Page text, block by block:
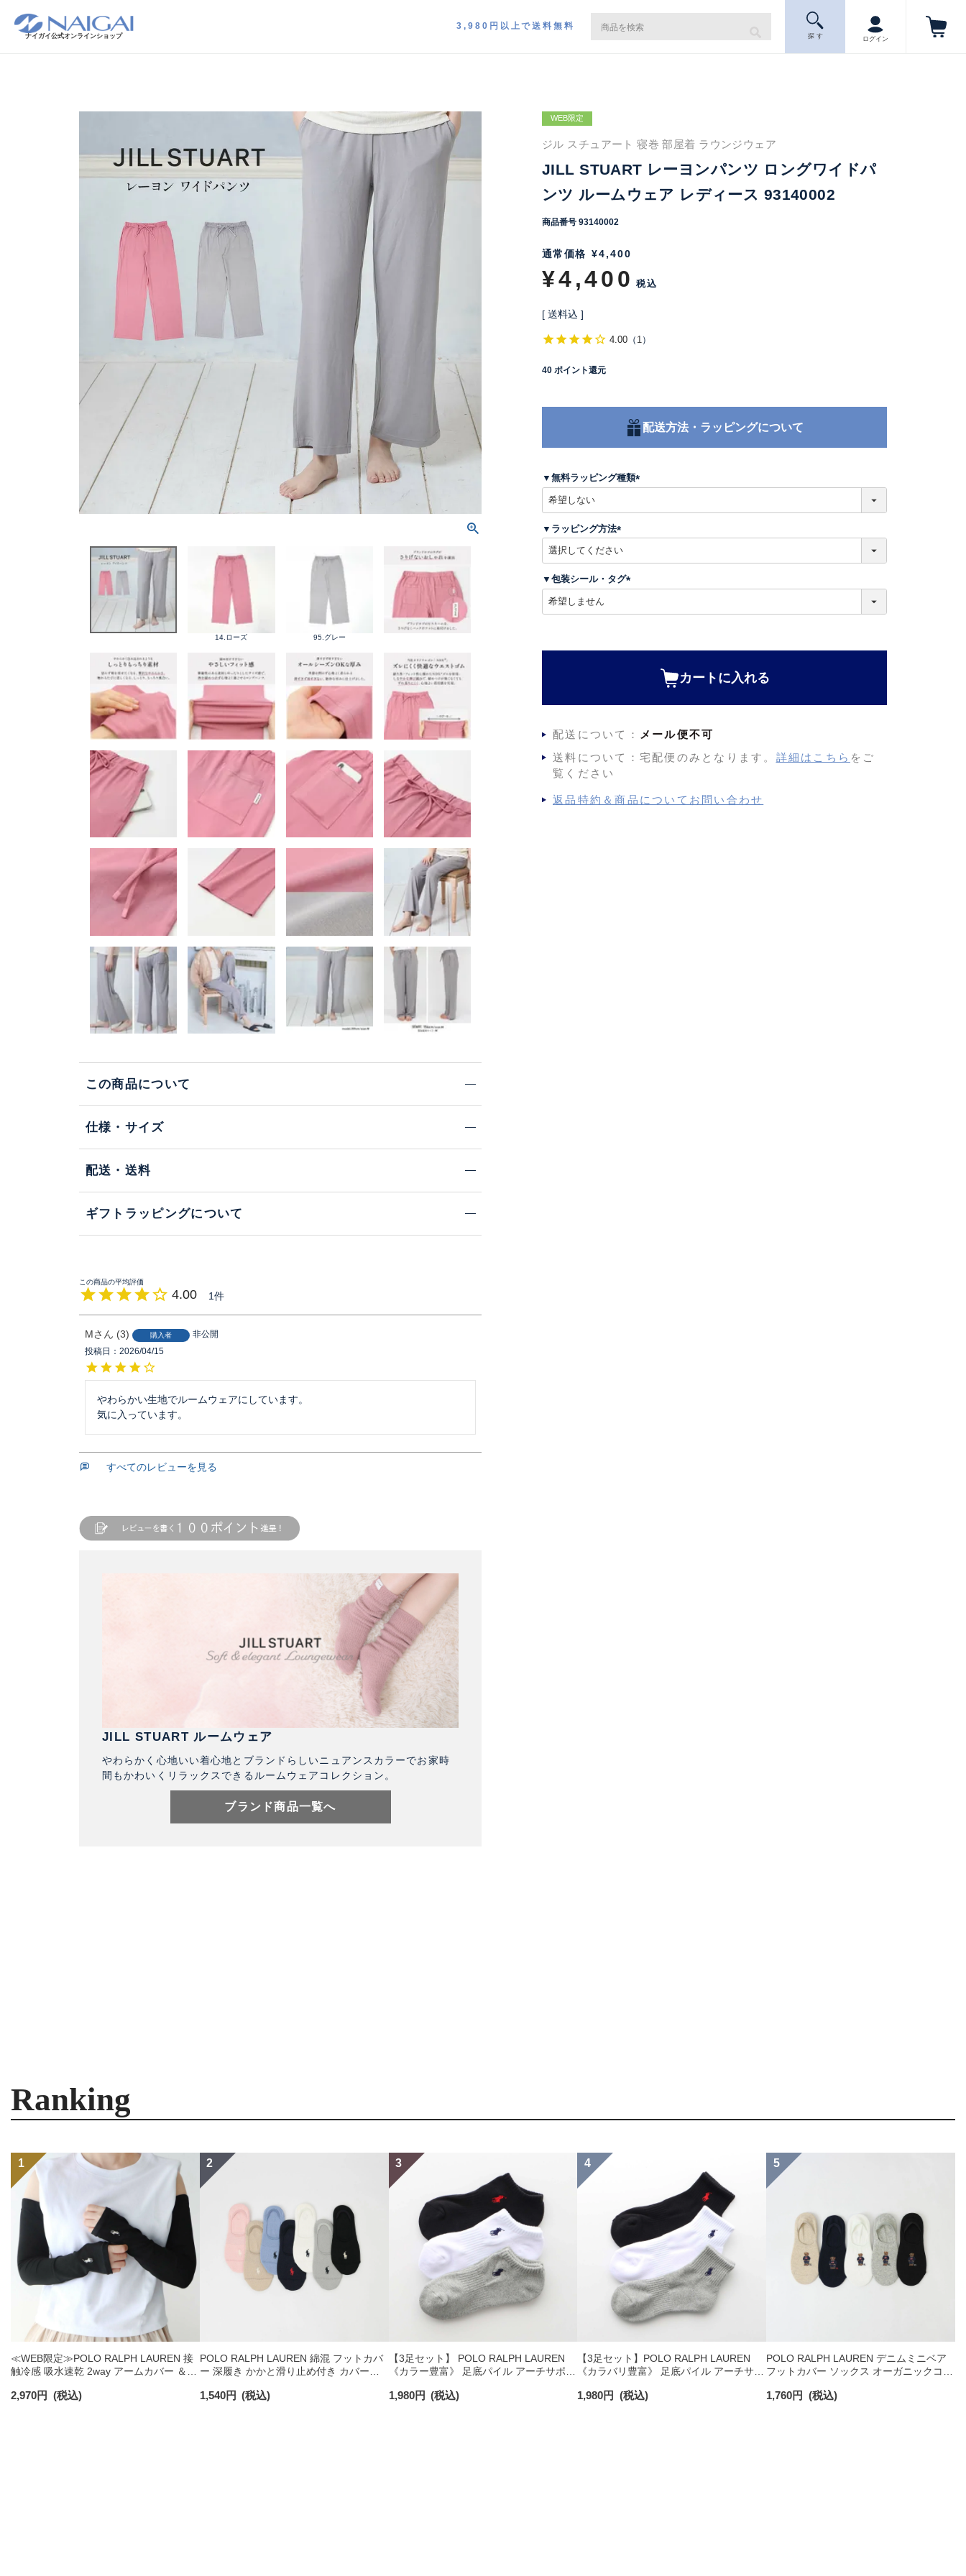
ナイガイ公式オンラインショップ
3,980円以上で送料無料
探 す ログイン
14.ローズ 95.グレー
この商品について
仕様・サイズ
配送・送料
ギフトラッピングについて
4.00 1
M 3 購入者
非公開
投稿日
2026/04/15
やわらかい生地でルームウェアにしています。
気に入っています。
すべてのレビューを見る
JILL STUART ルームウェア
やわらかく心地いい着心地とブランドらしいニュアンスカラーでお家時
間もかわいくリラックスできるルームウェアコレクション。
ブランド商品一覧へ
WEB限定
ジル スチュアート 寝巻 部屋着 ラウンジウェア
JILL STUART レーヨンパンツ ロングワイドパ
ンツ ルームウェア レディース 93140002
商品番号 93140002
通常価格 ¥4,400
¥4,400 税込
送料込
4.00 （ 1）
40 ポイント還元
配送方法・ラッピングについて
▼無料ラッピング種類
)
▼ラッピング方法
須
)
▼包装シール・タグ
カートに入れる
配送について：
メール便不可
送料について：宅配便のみとなります。 詳細はこちら をご
覧ください
返品特約＆商品についてお問い合わせ
Ranking
≪WEB限定≫POLO RALPH LAUREN 接
触冷感 吸水速乾 2way アームカバー ＆
2,970円 (税込)
POLO RALPH LAUREN 綿混 フットカバ
ー 深履き かかと滑り止め付き カバーソ
1,540円 (税込)
【3足セット】 POLO RALPH LAUREN
《カラー豊富》 足底パイル アーチサポー
クス レディース 93246602
1,980円 (税込)
【3足セット】POLO RALPH LAUREN
《カラバリ豊富》 足底パイル アーチサポ
クス レディース 93246604
1,980円 (税込)
POLO RALPH LAUREN デニムミニベア
フットカバー ソックス オーガニックコッ
1,760円 (税込)